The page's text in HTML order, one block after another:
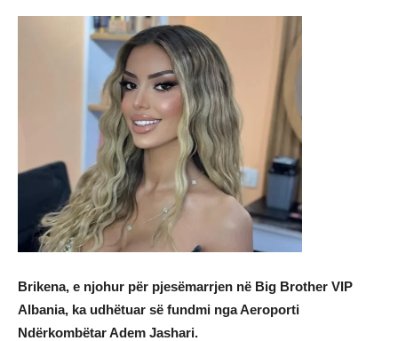
Brikena, e njohur për pjesëmarrjen në Big Brother VIP
Albania, ka udhëtuar së fundmi nga Aeroporti
Ndërkombëtar Adem Jashari.